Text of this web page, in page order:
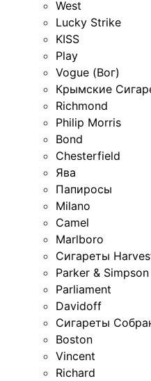
West
Lucky Strike
KISS
Play
Vogue (Вог)
Крымские
Richmond
Philip Morris
Bond
Chesterfield
Ява
Папиросы
Milano
Camel
Marlboro
Сигареты
Parker & Simpson
Parliament
Davidoff
Сигареты
Boston
Vincent
Richard